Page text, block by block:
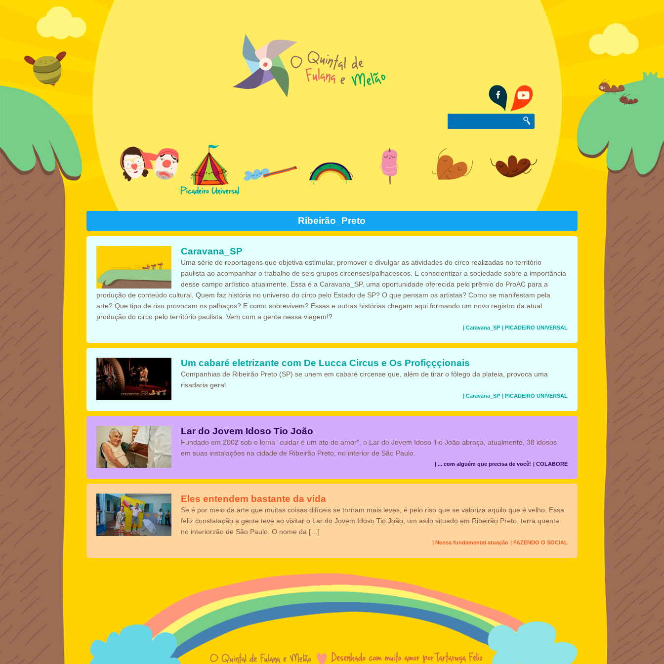
Ribeirão_Preto
Caravana_SP
Uma série de reportagens que objetiva estimular, promover e divulgar as atividades do circo realizadas no território
paulista ao acompanhar o trabalho de seis grupos circenses/palhacescos. E conscientizar a sociedade sobre a importância
desse campo artístico atualmente. Essa é a Caravana_SP, uma oportunidade oferecida pelo prêmio do ProAC para a
produção de conteúdo cultural. Quem faz história no universo do circo pelo Estado de SP? O que pensam os artistas? Como se manifestam pela
arte? Que tipo de riso provocam os palhaços? E como sobrevivem? Essas e outras histórias chegam aqui formando um novo registro da atual
produção do circo pelo território paulista. Vem com a gente nessa viagem!?
| PICADEIRO UNIVERSAL
| Caravana_SP
Um cabaré eletrizante com De Lucca Circus e Os Profiçççionais
Companhias de Ribeirão Preto (SP) se unem em cabaré circense que, além de tirar o fôlego da plateia, provoca uma
risadaria geral.
| PICADEIRO UNIVERSAL
| Caravana_SP
Lar do Jovem Idoso Tio João
Fundado em 2002 sob o lema “cuidar é um ato de amor”, o Lar do Jovem Idoso Tio João abraça, atualmente, 38 idosos
em suas instalações na cidade de Ribeirão Preto, no interior de São Paulo.
| COLABORE
| ... com alguém que precisa de você!
Eles entendem bastante da vida
Se é por meio da arte que muitas coisas difíceis se tornam mais leves, é pelo riso que se valoriza aquilo que é velho. Essa
feliz constatação a gente teve ao visitar o Lar do Jovem Idoso Tio João, um asilo situado em Ribeirão Preto, terra quente
no interiorzão de São Paulo. O nome da […]
| FAZENDO O SOCIAL
| Nossa fundamental atuação